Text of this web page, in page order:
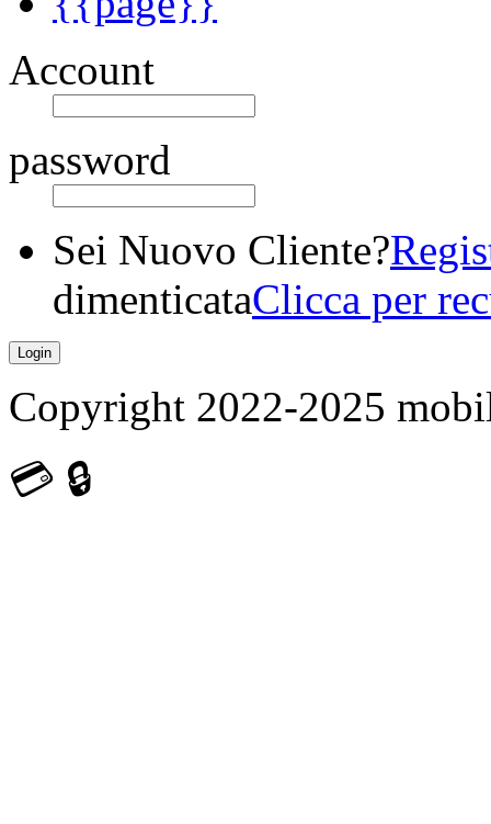
Account
password
Sei Nuovo Cliente?
dimenticataClicca per
Copyright 2022-2025
💳 🔒